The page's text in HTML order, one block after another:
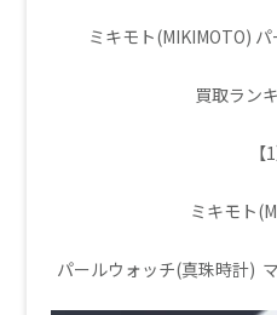
ミキモト(MIKIMOTO)
買取ラン
【
ミキモト
パールウォッチ(真珠時計)